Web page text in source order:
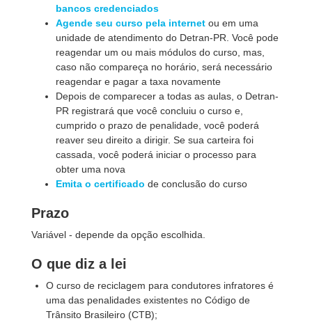
bancos credenciados
Agende seu curso pela internet ou em uma
unidade de atendimento do Detran-PR. Você pode
reagendar um ou mais módulos do curso, mas,
caso não compareça no horário, será necessário
reagendar e pagar a taxa novamente
Depois de comparecer a todas as aulas, o Detran-
PR registrará que você concluiu o curso e,
cumprido o prazo de penalidade, você poderá
reaver seu direito a dirigir. Se sua carteira foi
cassada, você poderá iniciar o processo para
obter uma nova
Emita o certificado de conclusão do curso
Prazo
Variável - depende da opção escolhida.
O que diz a lei
O curso de reciclagem para condutores infratores é
uma das penalidades existentes no Código de
Trânsito Brasileiro (CTB);